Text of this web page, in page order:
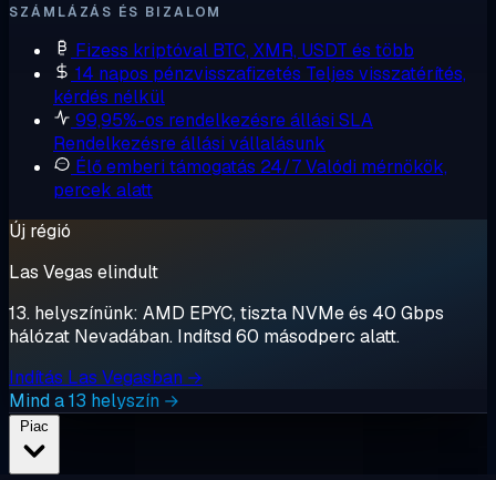
SZÁMLÁZÁS ÉS BIZALOM
Fizess kriptóval BTC, XMR, USDT és több
14 napos pénzvisszafizetés Teljes visszatérítés,
kérdés nélkül
99,95%-os rendelkezésre állási SLA
Rendelkezésre állási vállalásunk
Élő emberi támogatás 24/7Valódi mérnökök,
percek alatt
Új régió
Las Vegas elindult
13. helyszínünk: AMD EPYC, tiszta NVMe és 40 Gbps
hálózat Nevadában. Indítsd 60 másodperc alatt.
Indítás Las Vegasban →
Mind a 13 helyszín →